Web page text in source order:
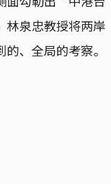
泉忠教授将两岸
、全局的考察。